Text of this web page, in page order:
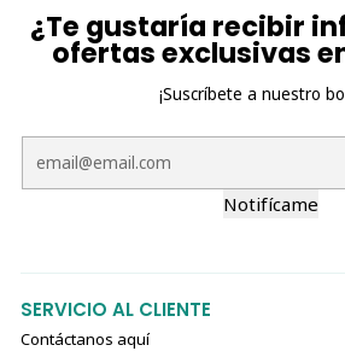
¿Te gustaría recibir
ofertas exclusivas
¡Suscríbete a nuestro
Notifícame
SERVICIO AL CLIENTE
Contáctanos aquí